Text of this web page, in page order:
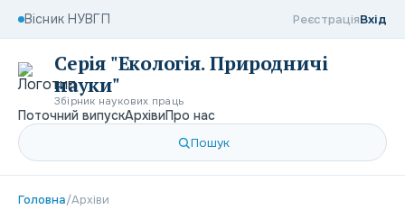
Вісник НУВГП РеєстраціяВхід
Серія "Екологія. Природничі
науки"
Збірник наукових праць
Поточний випускАрхівиПро нас
Пошук
Головна/Архіви